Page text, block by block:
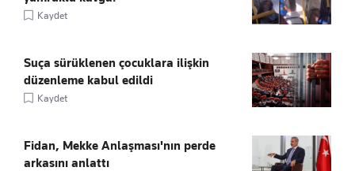
Kaydet
Suça sürüklenen çocuklara ilişkin
düzenleme kabul edildi
Kaydet
Fidan, Mekke Anlaşması'nın perde
arkasını anlattı